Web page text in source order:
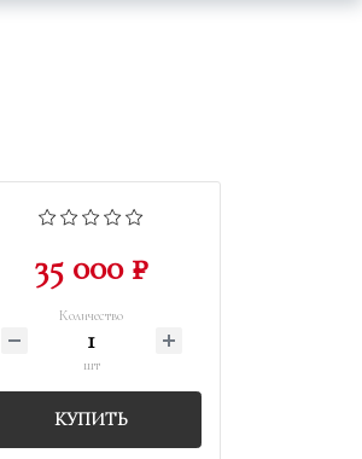
35 000 ₽
Количество
шт
КУПИТЬ